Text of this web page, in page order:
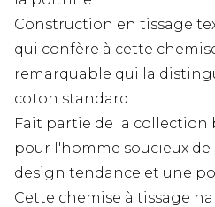
Construction en tissage
qui confère à cette
remarquable qui la
coton standard
Fait partie de la collection
pour l'homme soucieux
design tendance et une
Cette chemise à tissage